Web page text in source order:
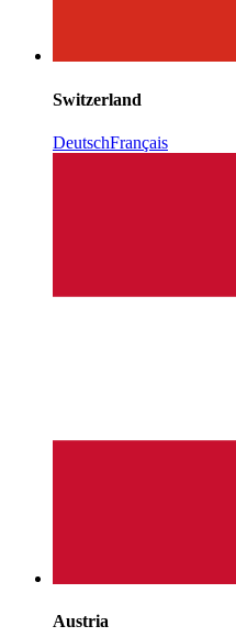
Switzerland
DeutschFrançais
Austria